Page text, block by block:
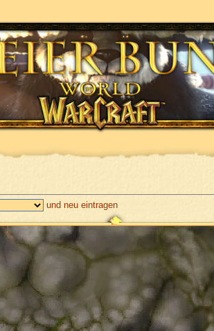
und neu eintragen